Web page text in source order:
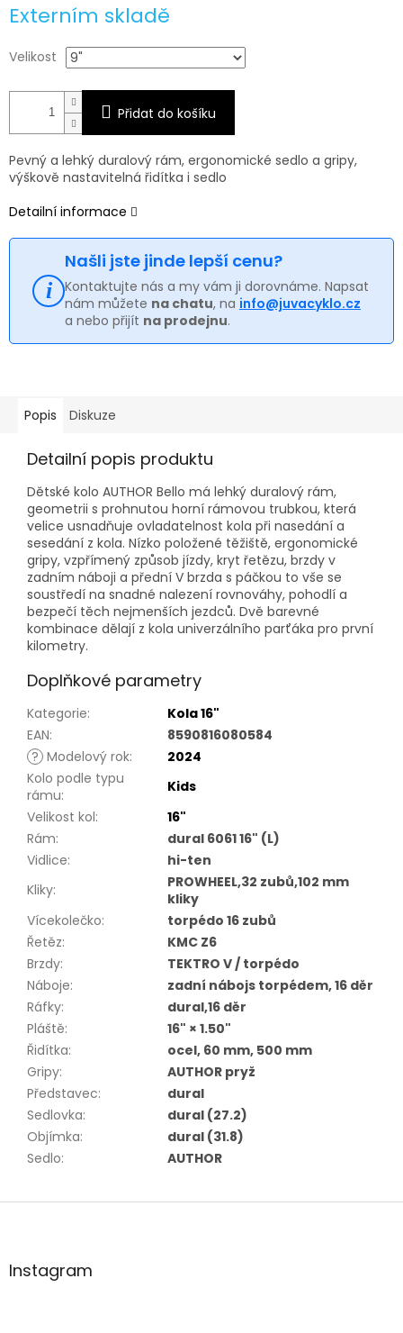
cena:
Externím skladě
Velikost
Přidat do košíku
Pevný a lehký duralový rám, ergonomické sedlo a gripy,
výškově nastavitelná řidítka i sedlo
Detailní informace
Našli jste jinde lepší cenu?
Kontaktujte nás a my vám ji dorovnáme. Napsat
nám můžete na chatu, na info@juvacyklo.cz
a nebo přijít na prodejnu.
Popis Diskuze
Detailní popis produktu
Dětské kolo AUTHOR Bello má lehký duralový rám,
geometrii s prohnutou horní rámovou trubkou, která
velice usnadňuje ovladatelnost kola při nasedání a
sesedání z kola. Nízko položené těžiště, ergonomické
gripy, vzpřímený způsob jízdy, kryt řetězu, brzdy v
zadním náboji a přední V brzda s páčkou to vše se
soustředí na snadné nalezení rovnováhy, pohodlí a
bezpečí těch nejmenších jezdců. Dvě barevné
kombinace dělají z kola univerzálního parťáka pro první
kilometry.
Doplňkové parametry
Kategorie:
Kola 16"
EAN:
8590816080584
? Modelový rok:
2024
Kolo podle typu
rámu:
Kids
Velikost kol:
16"
Rám:
dural 6061 16" (L)
Vidlice:
hi-ten
Kliky:
PROWHEEL,32 zubů,102 mm
kliky
Vícekolečko:
torpédo 16 zubů
Řetěz:
KMC Z6
Brzdy:
TEKTRO V / torpédo
Náboje:
zadní nábojs torpédem, 16 děr
Ráfky:
dural,16 děr
Pláště:
16" × 1.50"
Řidítka:
ocel, 60 mm, 500 mm
Gripy:
AUTHOR pryž
Představec:
dural
Sedlovka:
dural (27.2)
Objímka:
dural (31.8)
Sedlo: AUTHOR
Z
aInstagram